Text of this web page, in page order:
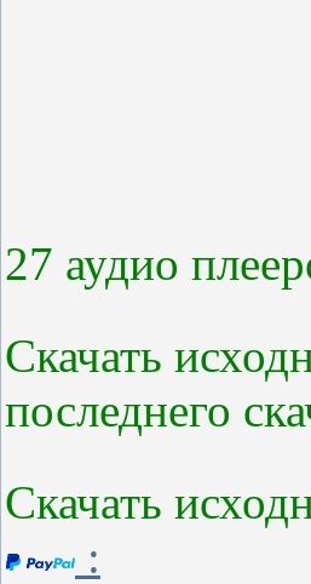
27 аудио
Скачать
последнего
Скачать
: